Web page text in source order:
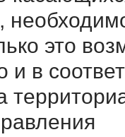
это
и в